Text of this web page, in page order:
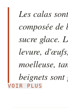
Les calas
composée
sucre glace.
levure,
moelleuse,
beignets
à la
VOIR PLUS